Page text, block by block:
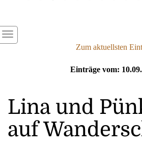
Zum aktuellsten
Einträge vom:
Lina und
auf